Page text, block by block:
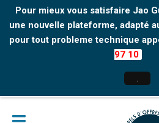
Pour mieux vous satisfaire Jao
une nouvelle plateforme, adapté
pour tout probleme technique
97 10